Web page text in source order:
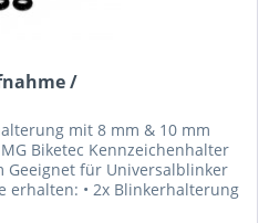
/
mit 8 mm & 10 mm
Biketec Kennzeichenhalter
Geeignet für Universalblinker
erhalten: • 2x Blinkerhalterung